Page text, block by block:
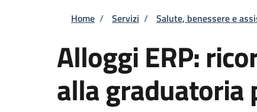
Briciole di pane
Home / Servizi / Salute, benessere e
Alloggi ERP:
alla graduatoria